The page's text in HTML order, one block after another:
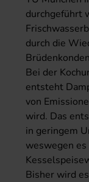
durchgeführt
durch die
Bei der
entsteht
von
wird. Das
in geringem
weswegen
Bisher wird